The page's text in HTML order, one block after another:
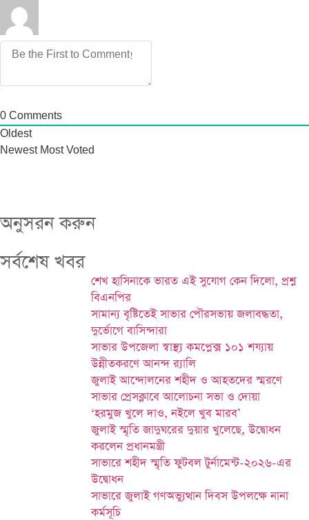
0 Comments
Oldest
Newest Most Voted
অনুসরন করুন
সর্বশেষ খবর
শেখ হাসিনাকে ভারত এই সুযোগ কেন দিলো, প্রশ্ন
বিএনপির
সামান্য বৃষ্টিতেই সাভার পৌরসভায় জলাবদ্ধতা,
দুর্ভোগে বাসিন্দারা
সাভার উপজেলা স্বাস্থ্য কমপ্লেক্স ১০১ শয্যায়
উন্নীতকরণে আনন্দ র‍্যালি
জুলাই আন্দোলনের শহীদ ও আহতদের স্মরণে
সাভার প্রেসক্লাবে আলোচনা সভা ও দোয়া
‘হরমুজ খুলে দাও, নইলে খুব মারব’
জুলাই স্মৃতি জাদুঘরের দুয়ার খুলেছে, উদ্বোধন
করলেন প্রধানমন্ত্রী
সাভারে শহীদ স্মৃতি ফুটবল টুর্নামেন্ট-২০২৬-এর
উদ্বোধন
সাভারে জুলাই গণঅভ্যুত্থান দিবস উপলক্ষে নানা
কর্মসূচি